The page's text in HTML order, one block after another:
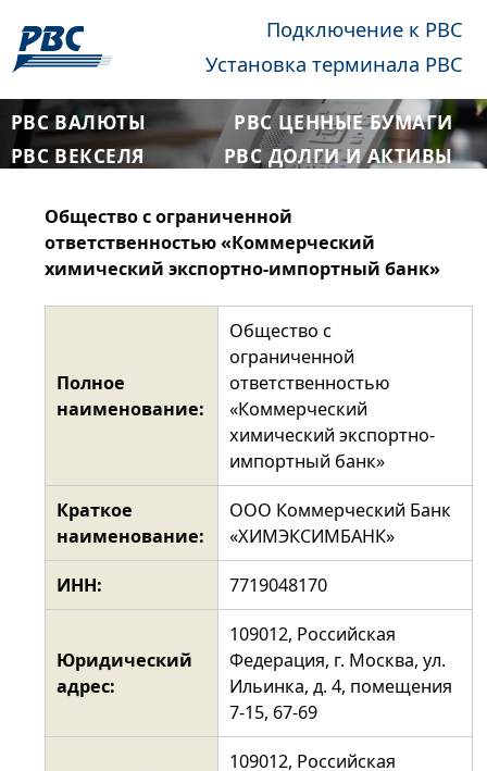
Подключение к РВС
Установка терминала РВС
РВС ВАЛЮТЫ
РВС ЦЕННЫЕ БУМАГИ
РВС ВЕКСЕЛЯ
РВС ДОЛГИ И АКТИВЫ
Общество с ограниченной
ответственностью «Коммерческий
химический экспортно-импортный банк»
Полное
наименование:
Общество с
ограниченной
ответственностью
«Коммерческий
химический экспортно-
импортный банк»
Краткое
наименование:
ООО Коммерческий Банк
«ХИМЭКСИМБАНК»
ИНН: 7719048170
Юридический
адрес:
109012, Российская
Федерация, г. Москва, ул.
Ильинка, д. 4, помещения
7-15, 67-69
109012, Российская